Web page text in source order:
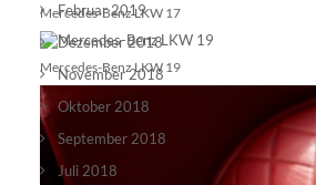
Mercedes-Benz LKW 17
Mercedes-Benz LKW 19
Februar 2019
Dezember 2018
November 2018
Oktober 2018
September 2018
Juli 2018